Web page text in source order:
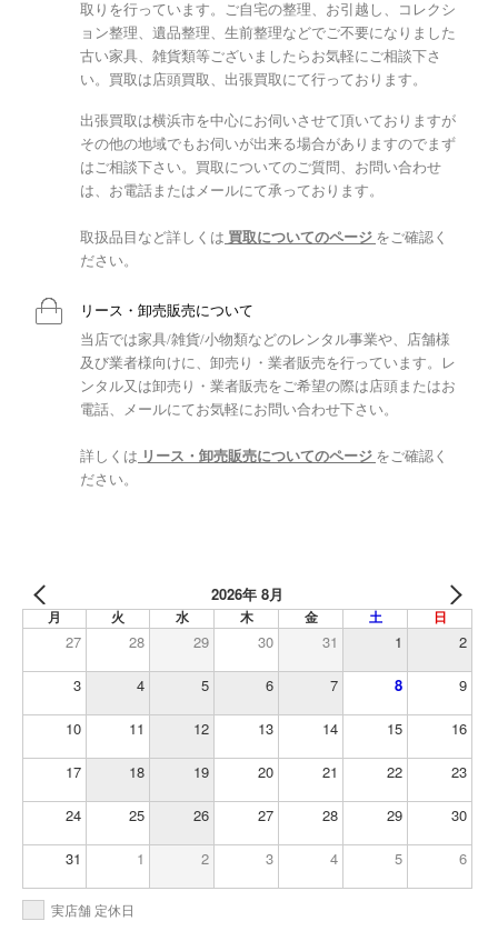
取りを行っています。ご自宅の整理、お引越し、コレクシ
ョン整理、遺品整理、生前整理などでご不要になりました
古い家具、雑貨類等ございましたらお気軽にご相談下さ
い。買取は店頭買取、出張買取にて行っております。
出張買取は横浜市を中心にお伺いさせて頂いておりますが
その他の地域でもお伺いが出来る場合がありますのでまず
はご相談下さい。買取についてのご質問、お問い合わせ
は、お電話またはメールにて承っております。
取扱品目など詳しくは 買取についてのページ をご確認く
ださい。
リース・卸売販売について
当店では家具/雑貨/小物類などのレンタル事業や、店舗様
及び業者様向けに、卸売り・業者販売を行っています。レ
ンタル又は卸売り・業者販売をご希望の際は店頭またはお
電話、メールにてお気軽にお問い合わせ下さい。
詳しくは リース・卸売販売についてのページ をご確認く
ださい。
2026年 8月
月 火 水 木 金 土 日
27 28 29 30 31 1 2
3 4 5 6 7 8 9
10 11 12 13 14 15 16
17 18 19 20 21 22 23
24 25 26 27 28 29 30
31 1 2 3 4 5 6
実店舗 定休日